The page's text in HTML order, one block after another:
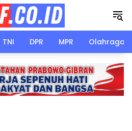
TNI DPR MPR Olahraga